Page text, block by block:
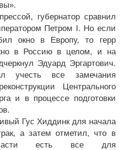
губернатор сравнил
Петром I. Но если
окно в Европу, то герр
в Россию в целом, и на
Эдуард Эргартович.
учесть все замечания
Центрального
и в процессе подготовки
Гус Хиддинк для начала
а затем отметил, что в
есть все для